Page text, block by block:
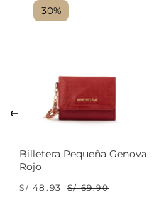
30%
Billetera Pequeña Genova
Rojo
S/ 48.93 S/ 69.90